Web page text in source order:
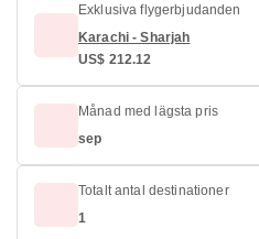
Exklusiva flygerbjudanden
Karachi - Sharjah
US$ 212.12
Månad med lägsta pris
sep
Totalt antal destinationer
1